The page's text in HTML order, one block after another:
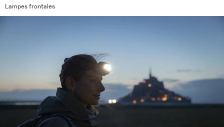
Lampes frontales